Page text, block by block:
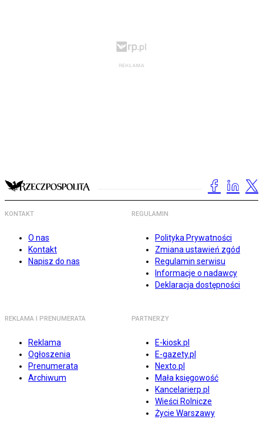
KONTAKT
O nas
Kontakt
Napisz do nas
REGULAMIN
Polityka Prywatności
Zmiana ustawień zgód
Regulamin serwisu
Informacje o nadawcy
Deklaracja dostępności
REKLAMA I PRENUMERATA
Reklama
Ogłoszenia
Prenumerata
Archiwum
PARTNERZY
E-kiosk.pl
E-gazety.pl
Nexto.pl
Mała księgowość
Kancelarierp.pl
Wieści Rolnicze
Życie Warszawy